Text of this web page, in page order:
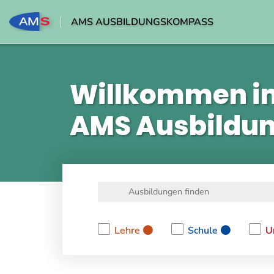
AMS AUSBILDUNGSKOMPASS
Willkommen
AMS
Lehre
Schule